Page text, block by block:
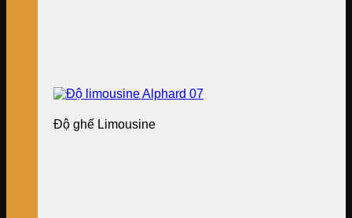
Độ ghế Limousine